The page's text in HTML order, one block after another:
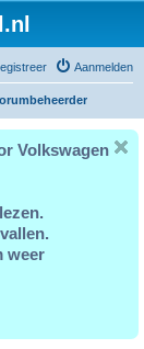
Aanmelden
Volkswagen
weer